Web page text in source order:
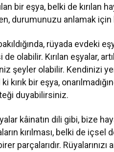
bir eşya, belki de
durumunuzu anlamak
rüyada evdeki
olabilir. Kırılan eşyalar,
şeyler olabilir. Kendinizi
kırık bir eşya,
duyabilirsiniz.
kâinatın dili gibi, bize
kırılması, belki de
parçalarıdır. Rüyalarınızı